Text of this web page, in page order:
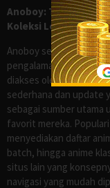
Anoboy: Tempat
Koleksi Lengkap
Anoboy sejak lama
pengalaman menonton
diakses oleh para
sederhana dan update
sebagai sumber utama
favorit mereka.
menyediakan daftar
batch, hingga anime
situs lain yang
navigasi yang mudah